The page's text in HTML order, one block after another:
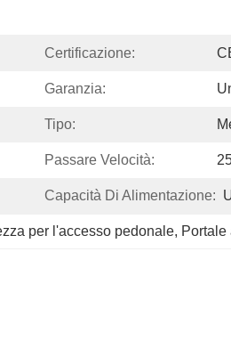
Certificazione:
Garanzia:
Tipo:
Passare Velocità:
Capacità Di Alimentazione:
per l'accesso pedonale,